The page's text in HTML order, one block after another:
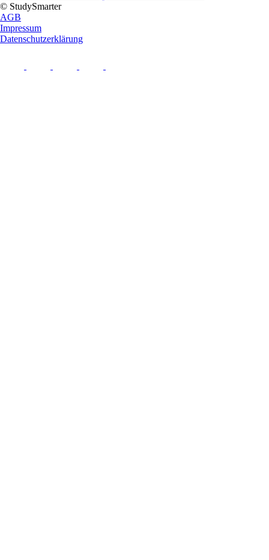
© StudySmarter
AGB
Impressum
Datenschutzerklärung